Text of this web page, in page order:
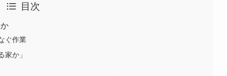
目次
ぐ作業
家か」